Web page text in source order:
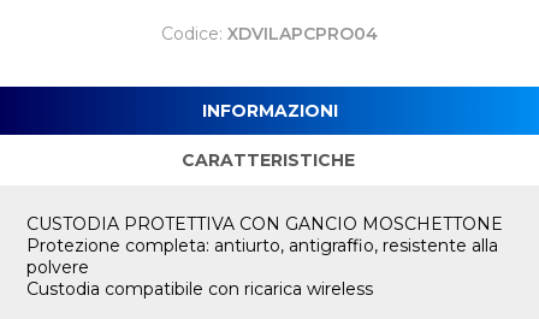
Codice: XDVILAPCPRO04
INFORMAZIONI
CARATTERISTICHE
CUSTODIA PROTETTIVA CON GANCIO MOSCHETTONE
Protezione completa: antiurto, antigraffio, resistente alla
polvere
Custodia compatibile con ricarica wireless